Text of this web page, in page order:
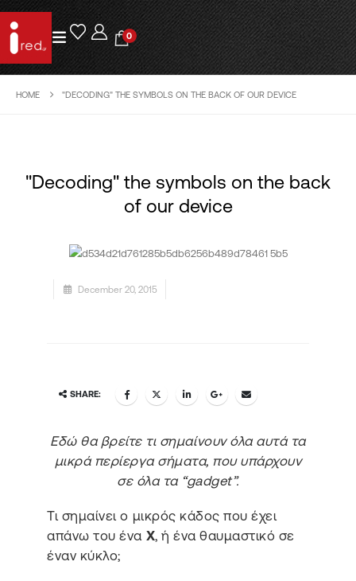
0
HOME "DECODING" THE SYMBOLS ON THE BACK OF OUR DEVICE
"Decoding" the symbols on the back
of our device
December 20, 2015
SHARE:
Εδώ θα βρείτε τι σημαίνουν όλα αυτά τα
μικρά περίεργα σήματα, που υπάρχουν
σε όλα τα “gadget”.
Τι σημαίνει ο μικρός κάδος που έχει
απάνω του ένα Χ, ή ένα θαυμαστικό σε
έναν κύκλο;